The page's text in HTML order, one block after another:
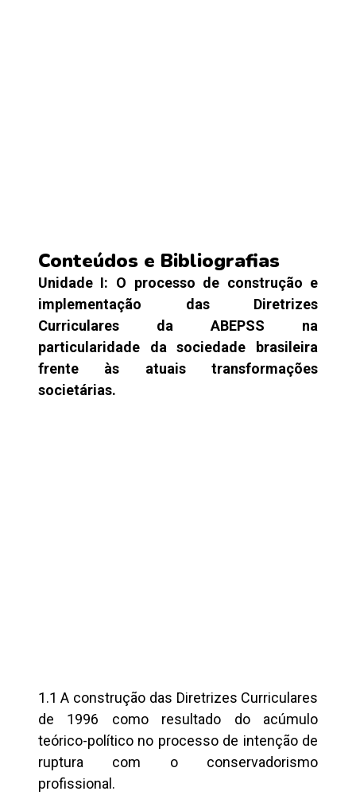
Conteúdos e Bibliografias
Unidade I: O processo de construção e
implementação das Diretrizes
Curriculares da ABEPSS na
particularidade da sociedade brasileira
frente às atuais transformações
societárias.
1.1 A construção das Diretrizes Curriculares
de 1996 como resultado do acúmulo
teórico-político no processo de intenção de
ruptura com o conservadorismo
profissional.